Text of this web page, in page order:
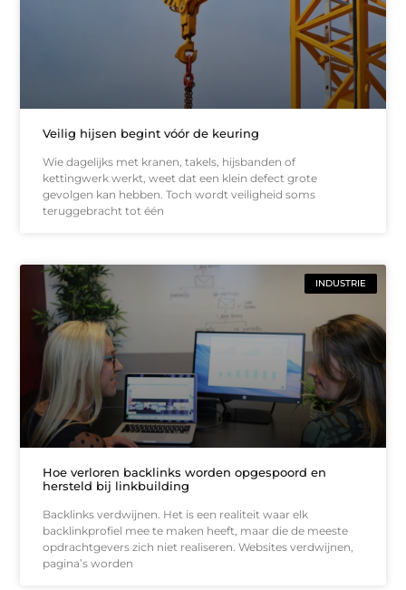
Veilig hijsen begint vóór de keuring
Wie dagelijks met kranen, takels, hijsbanden of
kettingwerk werkt, weet dat een klein defect grote
gevolgen kan hebben. Toch wordt veiligheid soms
teruggebracht tot één
INDUSTRIE
Hoe verloren backlinks worden opgespoord en
hersteld bij linkbuilding
Backlinks verdwijnen. Het is een realiteit waar elk
backlinkprofiel mee te maken heeft, maar die de meeste
opdrachtgevers zich niet realiseren. Websites verdwijnen,
pagina’s worden